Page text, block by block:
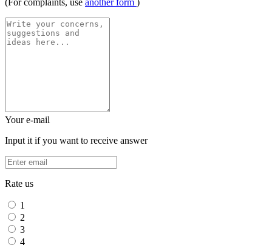
(For complaints, use another form )
Your e-mail
Input it if you want to receive answer
Rate us
1
2
3
4